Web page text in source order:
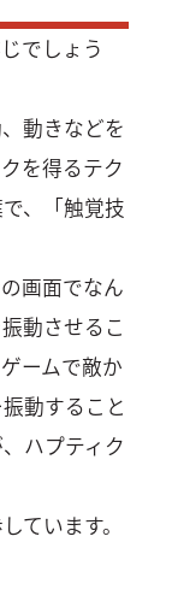
でしょう
動きなどを
を得るテク
、「触覚技
画面でなん
動させるこ
ームで敵か
動すること
ハプティク
ています。